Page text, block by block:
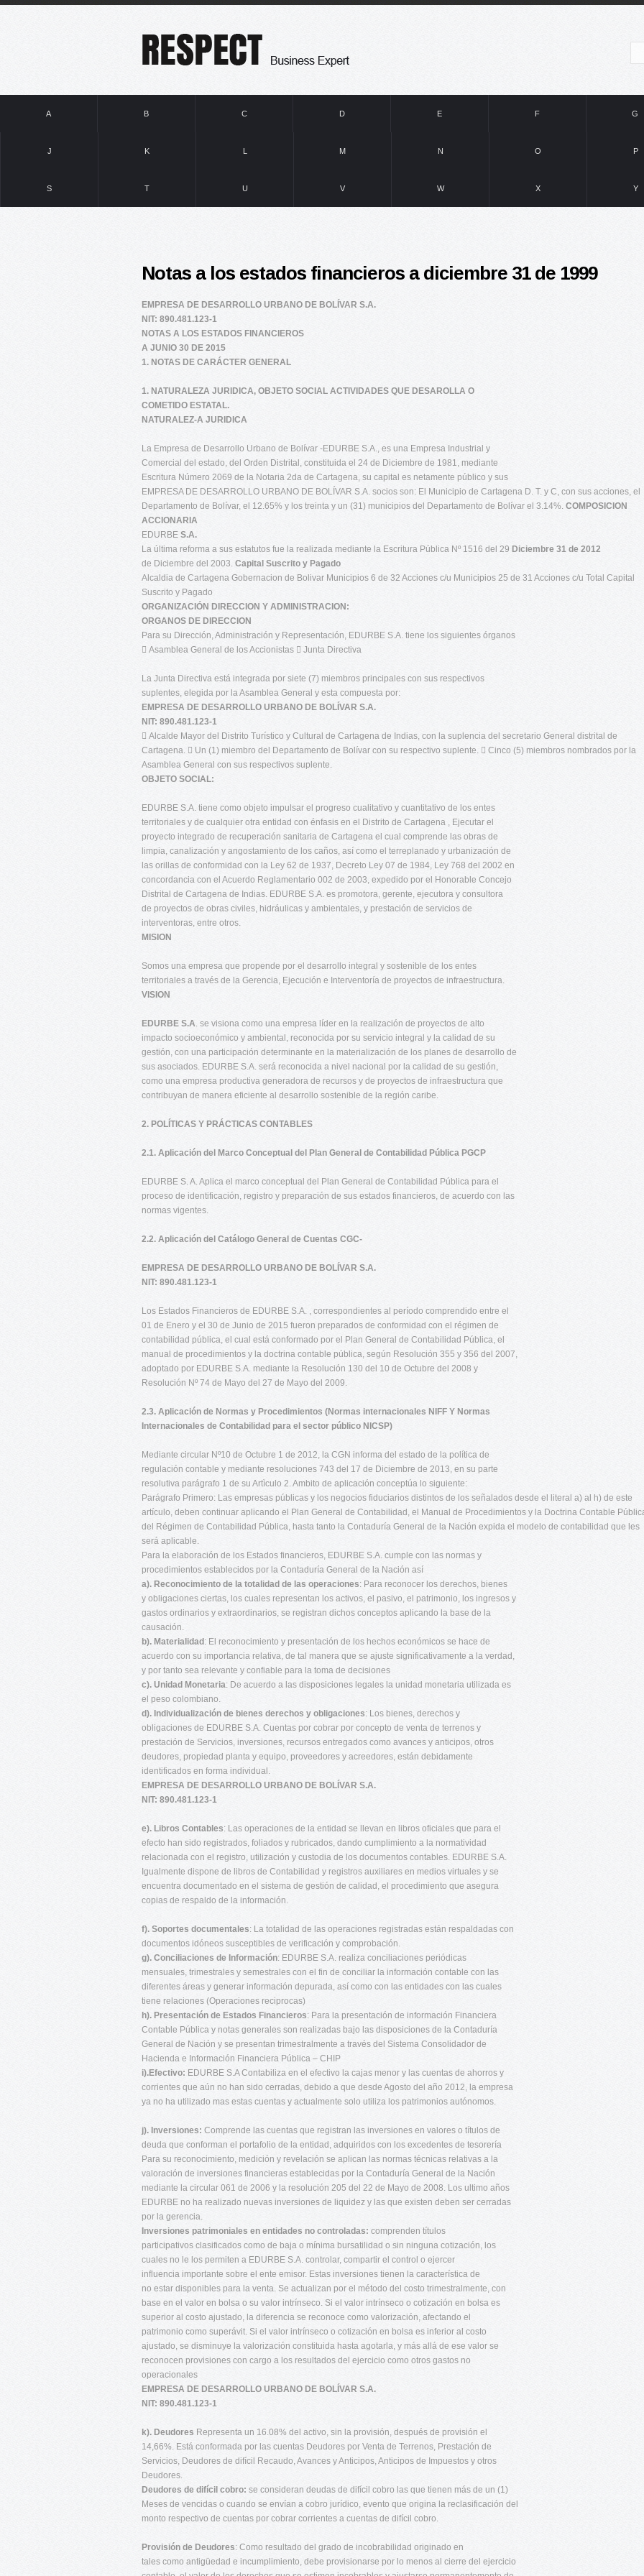
A B C D E F G
J K L M N O P
S T U V W X Y
Notas a los estados financieros a diciembre 31 de 1999
EMPRESA DE DESARROLLO URBANO DE BOLÍVAR S.A.
NIT: 890.481.123-1
NOTAS A LOS ESTADOS FINANCIEROS
A JUNIO 30 DE 2015
1. NOTAS DE CARÁCTER GENERAL
1. NATURALEZA JURIDICA, OBJETO SOCIAL ACTIVIDADES QUE DESAROLLA O
COMETIDO ESTATAL.
NATURALEZ-A JURIDICA
La Empresa de Desarrollo Urbano de Bolívar -EDURBE S.A., es una Empresa Industrial y
Comercial del estado, del Orden Distrital, constituida el 24 de Diciembre de 1981, mediante
Escritura Número 2069 de la Notaria 2da de Cartagena, su capital es netamente público y sus
EMPRESA DE DESARROLLO URBANO DE BOLÍVAR S.A. socios son: El Municipio de Cartagena D. T. y C, con sus acciones, el
Departamento de Bolívar, el 12.65% y los treinta y un (31) municipios del Departamento de Bolívar el 3.14%. COMPOSICION
ACCIONARIA
EDURBE S.A.
La última reforma a sus estatutos fue la realizada mediante la Escritura Pública Nº 1516 del 29 Diciembre 31 de 2012
de Diciembre del 2003. Capital Suscrito y Pagado
Alcaldia de Cartagena Gobernacion de Bolivar Municipios 6 de 32 Acciones c/u Municipios 25 de 31 Acciones c/u Total Capital
Suscrito y Pagado
ORGANIZACIÓN DIRECCION Y ADMINISTRACION:
ORGANOS DE DIRECCION
Para su Dirección, Administración y Representación, EDURBE S.A. tiene los siguientes órganos
 Asamblea General de los Accionistas  Junta Directiva
La Junta Directiva está integrada por siete (7) miembros principales con sus respectivos
suplentes, elegida por la Asamblea General y esta compuesta por:
EMPRESA DE DESARROLLO URBANO DE BOLÍVAR S.A.
NIT: 890.481.123-1
 Alcalde Mayor del Distrito Turístico y Cultural de Cartagena de Indias, con la suplencia del secretario General distrital de
Cartagena.  Un (1) miembro del Departamento de Bolívar con su respectivo suplente.  Cinco (5) miembros nombrados por la
Asamblea General con sus respectivos suplente.
OBJETO SOCIAL:
EDURBE S.A. tiene como objeto impulsar el progreso cualitativo y cuantitativo de los entes
territoriales y de cualquier otra entidad con énfasis en el Distrito de Cartagena , Ejecutar el
proyecto integrado de recuperación sanitaria de Cartagena el cual comprende las obras de
limpia, canalización y angostamiento de los caños, así como el terreplanado y urbanización de
las orillas de conformidad con la Ley 62 de 1937, Decreto Ley 07 de 1984, Ley 768 del 2002 en
concordancia con el Acuerdo Reglamentario 002 de 2003, expedido por el Honorable Concejo
Distrital de Cartagena de Indias. EDURBE S.A. es promotora, gerente, ejecutora y consultora
de proyectos de obras civiles, hidráulicas y ambientales, y prestación de servicios de
interventoras, entre otros.
MISION
Somos una empresa que propende por el desarrollo integral y sostenible de los entes
territoriales a través de la Gerencia, Ejecución e Interventoría de proyectos de infraestructura.
VISION
EDURBE S.A. se visiona como una empresa líder en la realización de proyectos de alto
impacto socioeconómico y ambiental, reconocida por su servicio integral y la calidad de su
gestión, con una participación determinante en la materialización de los planes de desarrollo de
sus asociados. EDURBE S.A. será reconocida a nivel nacional por la calidad de su gestión,
como una empresa productiva generadora de recursos y de proyectos de infraestructura que
contribuyan de manera eficiente al desarrollo sostenible de la región caribe.
2. POLÍTICAS Y PRÁCTICAS CONTABLES
2.1. Aplicación del Marco Conceptual del Plan General de Contabilidad Pública PGCP
EDURBE S. A. Aplica el marco conceptual del Plan General de Contabilidad Pública para el
proceso de identificación, registro y preparación de sus estados financieros, de acuerdo con las
normas vigentes.
2.2. Aplicación del Catálogo General de Cuentas CGC-
EMPRESA DE DESARROLLO URBANO DE BOLÍVAR S.A.
NIT: 890.481.123-1
Los Estados Financieros de EDURBE S.A. , correspondientes al período comprendido entre el
01 de Enero y el 30 de Junio de 2015 fueron preparados de conformidad con el régimen de
contabilidad pública, el cual está conformado por el Plan General de Contabilidad Pública, el
manual de procedimientos y la doctrina contable pública, según Resolución 355 y 356 del 2007,
adoptado por EDURBE S.A. mediante la Resolución 130 del 10 de Octubre del 2008 y
Resolución Nº 74 de Mayo del 27 de Mayo del 2009.
2.3. Aplicación de Normas y Procedimientos (Normas internacionales NIFF Y Normas
Internacionales de Contabilidad para el sector público NICSP)
Mediante circular Nº10 de Octubre 1 de 2012, la CGN informa del estado de la política de
regulación contable y mediante resoluciones 743 del 17 de Diciembre de 2013, en su parte
resolutiva parágrafo 1 de su Artìculo 2. Ambito de aplicación conceptúa lo siguiente:
Parágrafo Primero: Las empresas públicas y los negocios fiduciarios distintos de los señalados desde el literal a) al h) de este
artículo, deben continuar aplicando el Plan General de Contabilidad, el Manual de Procedimientos y la Doctrina Contable
del Régimen de Contabilidad Pública, hasta tanto la Contaduría General de la Nación expida el modelo de contabilidad que les
será aplicable.
Para la elaboración de los Estados financieros, EDURBE S.A. cumple con las normas y
procedimientos establecidos por la Contaduría General de la Nación así
a). Reconocimiento de la totalidad de las operaciones: Para reconocer los derechos, bienes
y obligaciones ciertas, los cuales representan los activos, el pasivo, el patrimonio, los ingresos y
gastos ordinarios y extraordinarios, se registran dichos conceptos aplicando la base de la
causación.
b). Materialidad : El reconocimiento y presentación de los hechos económicos se hace de
acuerdo con su importancia relativa, de tal manera que se ajuste significativamente a la verdad,
y por tanto sea relevante y confiable para la toma de decisiones
c). Unidad Monetaria: De acuerdo a las disposiciones legales la unidad monetaria utilizada es
el peso colombiano.
d). Individualización de bienes derechos y obligaciones: Los bienes, derechos y
obligaciones de EDURBE S.A. Cuentas por cobrar por concepto de venta de terrenos y
prestación de Servicios, inversiones, recursos entregados como avances y anticipos, otros
deudores, propiedad planta y equipo, proveedores y acreedores, están debidamente
identificados en forma individual.
EMPRESA DE DESARROLLO URBANO DE BOLÍVAR S.A.
NIT: 890.481.123-1
e). Libros Contables: Las operaciones de la entidad se llevan en libros oficiales que para el
efecto han sido registrados, foliados y rubricados, dando cumplimiento a la normatividad
relacionada con el registro, utilización y custodia de los documentos contables. EDURBE S.A.
Igualmente dispone de libros de Contabilidad y registros auxiliares en medios virtuales y se
encuentra documentado en el sistema de gestión de calidad, el procedimiento que asegura
copias de respaldo de la información.
f). Soportes documentales: La totalidad de las operaciones registradas están respaldadas con
documentos idóneos susceptibles de verificación y comprobación.
g). Conciliaciones de Información: EDURBE S.A. realiza conciliaciones periódicas
mensuales, trimestrales y semestrales con el fin de conciliar la información contable con las
diferentes áreas y generar información depurada, así como con las entidades con las cuales
tiene relaciones (Operaciones reciprocas)
h). Presentación de Estados Financieros: Para la presentación de información Financiera
Contable Pública y notas generales son realizadas bajo las disposiciones de la Contaduría
General de Nación y se presentan trimestralmente a través del Sistema Consolidador de
Hacienda e Información Financiera Pública – CHIP
i).Efectivo: EDURBE S.A Contabiliza en el efectivo la cajas menor y las cuentas de ahorros y
corrientes que aún no han sido cerradas, debido a que desde Agosto del año 2012, la empresa
ya no ha utilizado mas estas cuentas y actualmente solo utiliza los patrimonios autónomos.
j). Inversiones: Comprende las cuentas que registran las inversiones en valores o títulos de
deuda que conforman el portafolio de la entidad, adquiridos con los excedentes de tesorería
Para su reconocimiento, medición y revelación se aplican las normas técnicas relativas a la
valoración de inversiones financieras establecidas por la Contaduría General de la Nación
mediante la circular 061 de 2006 y la resolución 205 del 22 de Mayo de 2008. Los ultimo años
EDURBE no ha realizado nuevas inversiones de liquidez y las que existen deben ser cerradas
por la gerencia.
Inversiones patrimoniales en entidades no controladas: comprenden títulos
participativos clasificados como de baja o mínima bursatilidad o sin ninguna cotización, los
cuales no le los permiten a EDURBE S.A. controlar, compartir el control o ejercer
influencia importante sobre el ente emisor. Estas inversiones tienen la característica de
no estar disponibles para la venta. Se actualizan por el método del costo trimestralmente, con
base en el valor en bolsa o su valor intrínseco. Si el valor intrínseco o cotización en bolsa es
superior al costo ajustado, la diferencia se reconoce como valorización, afectando el
patrimonio como superávit. Si el valor intrínseco o cotización en bolsa es inferior al costo
ajustado, se disminuye la valorización constituida hasta agotarla, y más allá de ese valor se
reconocen provisiones con cargo a los resultados del ejercicio como otros gastos no
operacionales
EMPRESA DE DESARROLLO URBANO DE BOLÍVAR S.A.
NIT: 890.481.123-1
k). Deudores Representa un 16.08% del activo, sin la provisión, después de provisión el
14,66%. Está conformada por las cuentas Deudores por Venta de Terrenos, Prestación de
Servicios, Deudores de difícil Recaudo, Avances y Anticipos, Anticipos de Impuestos y otros
Deudores.
Deudores de difícil cobro: se consideran deudas de difícil cobro las que tienen más de un (1)
Meses de vencidas o cuando se envían a cobro jurídico, evento que origina la reclasificación del
monto respectivo de cuentas por cobrar corrientes a cuentas de difícil cobro.
Provisión de Deudores: Como resultado del grado de incobrabilidad originado en
tales como antigüedad e incumplimiento, debe provisionarse por lo menos al cierre del ejercicio